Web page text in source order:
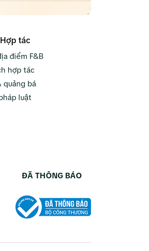
tác
điểm F&B
hợp tác
quảng bá
luật
ĐÃ THÔNG BÁO